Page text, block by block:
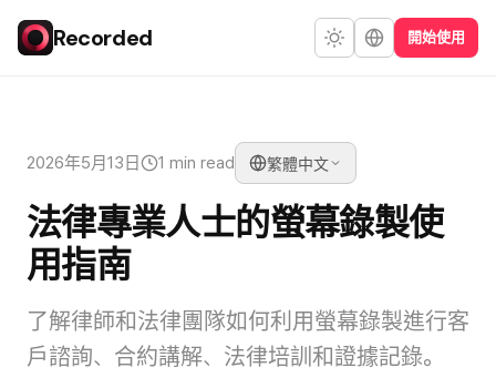
Recorded 開始使用
2026年5月13日 1 min read 繁體中文
法律專業人士的螢幕錄製使
用指南
了解律師和法律團隊如何利用螢幕錄製進行客
戶諮詢、合約講解、法律培訓和證據記錄。